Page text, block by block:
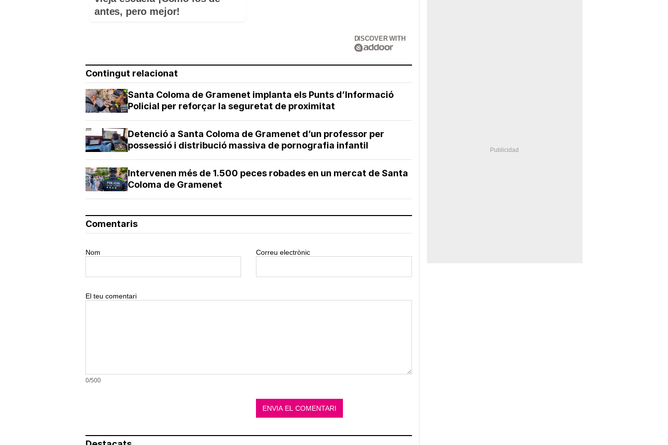
antes, pero mejor!
DISCOVER WITH
Contingut relacionat
Santa Coloma de Gramenet implanta els Punts d’Informació
Policial per reforçar la seguretat de proximitat
Detenció a Santa Coloma de Gramenet d’un professor per
possessió i distribució massiva de pornografia infantil
Intervenen més de 1.500 peces robades en un mercat de Santa
Coloma de Gramenet
Comentaris
Nom Correu electrònic
El teu comentari
0/500